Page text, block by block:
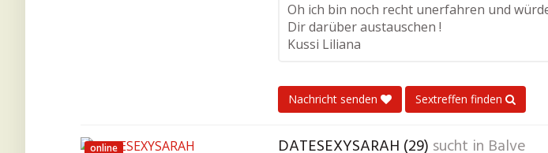
Oh ich bin noch recht unerfahren und
Dir darüber austauschen !
Kussi Liliana
Nachricht senden Sextreffen finden
online DATESEXYSARAH (29) sucht in Balve